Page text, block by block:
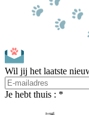
Wil jij het laatste
Je hebt thuis : *